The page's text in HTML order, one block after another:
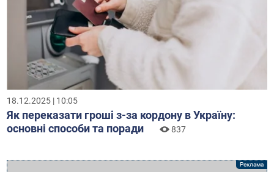
18.12.2025 | 10:05
Як переказати гроші з-за кордону в Україну:
основні способи та поради
837